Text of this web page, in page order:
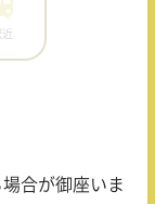
近
合が御座いま